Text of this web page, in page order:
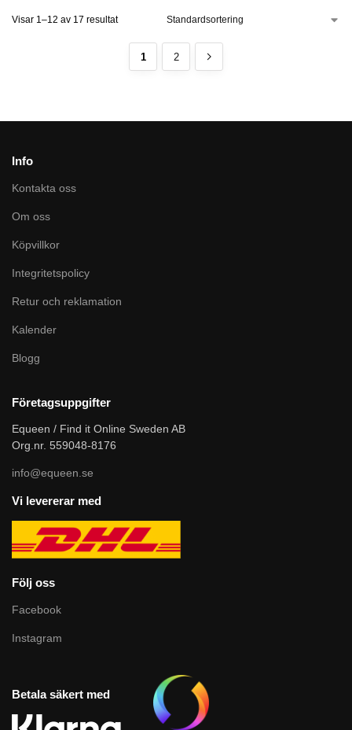
Visar 1–12 av 17 resultat
1 2
Info
Kontakta oss
Om oss
Köpvillkor
Integritetspolicy
Retur och reklamation
Kalender
Blogg
Företagsuppgifter
Equeen / Find it Online Sweden AB
Org.nr. 559048-8176
info@equeen.se
Vi levererar med
Följ oss
Facebook
Instagram
Betala säkert med